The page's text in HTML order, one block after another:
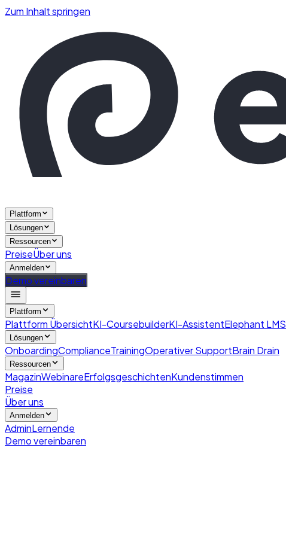
Zum Inhalt springen
Plattform
Lösungen
Ressourcen
PreiseÜber uns
Anmelden
Demo vereinbaren
Plattform
Plattform ÜbersichtKI-CoursebuilderKI-AssistentElephant LMS
Lösungen
OnboardingComplianceTrainingOperativer SupportBrain Drain
Ressourcen
MagazinWebinareErfolgsgeschichtenKundenstimmen
Preise
Über uns
Anmelden
AdminLernende
Demo vereinbaren